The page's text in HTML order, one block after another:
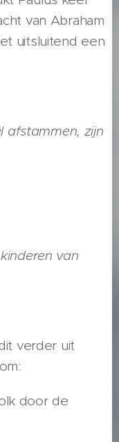
van Abraham
uitsluitend een
afstammen, zijn
van
verder uit
door de